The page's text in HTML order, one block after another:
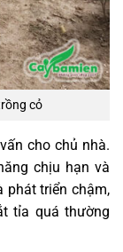
cỏ
cho chủ nhà.
chịu hạn và
phát triển chậm,
tỉa quá thường